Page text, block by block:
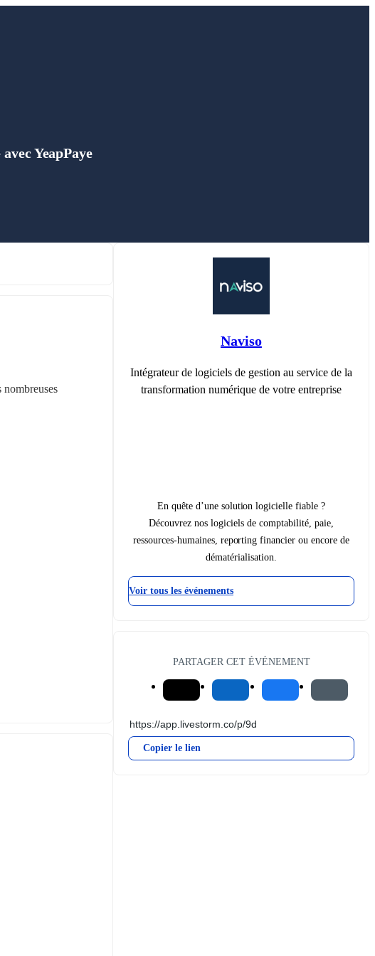
YeapPaye
nombreuses
Naviso
Intégrateur de logiciels de gestion au service de la
transformation numérique de votre entreprise
En quête d’une solution logicielle fiable ?
Découvrez nos logiciels de comptabilité, paie,
ressources-humaines, reporting financier ou encore de
dématérialisation.
Voir tous les événements
PARTAGER CET ÉVÉNEMENT
Copier le lien